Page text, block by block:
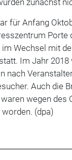
für Anfang
Porte
im Wechsel mit
statt. Im Jahr 2018
nach
Auch die
wegen des
(dpa)